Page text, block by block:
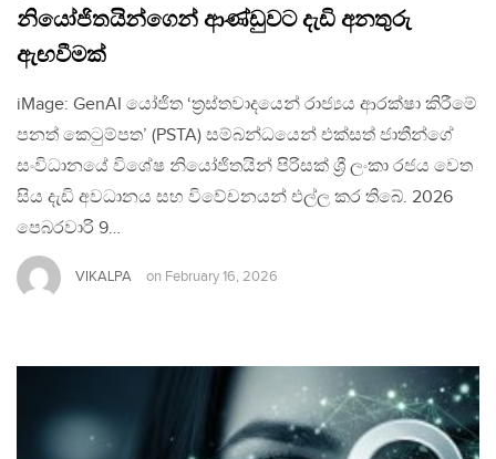
නියෝජිතයින්ගෙන් ආණ්ඩුවට දැඩි අනතුරු
ඇඟවීමක්
iMage: GenAI යෝජිත ‘ත්‍රස්තවාදයෙන් රාජ්‍යය ආරක්ෂා කිරීමේ
පනත් කෙටුම්පත’ (PSTA) සම්බන්ධයෙන් එක්සත් ජාතීන්ගේ
සංවිධානයේ විශේෂ නියෝජිතයින් පිරිසක් ශ්‍රී ලංකා රජය වෙත
සිය දැඩි අවධානය සහ විවේචනයන් එල්ල කර තිබේ. 2026
පෙබරවාරි 9…
VIKALPA on February 16, 2026